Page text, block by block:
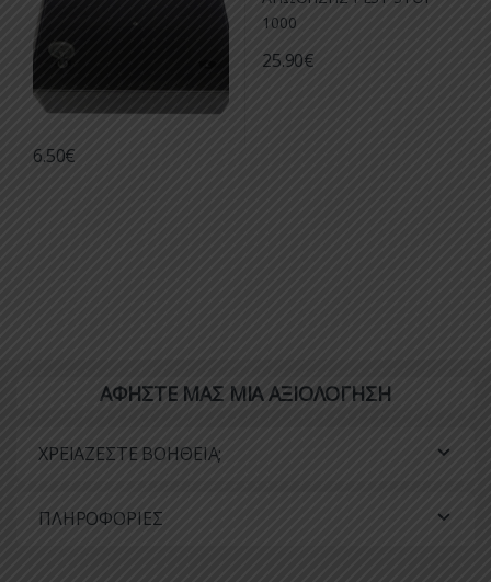
6.50€
25.90€
ΑΦΗΣΤΕ ΜΑΣ ΜΙΑ ΑΞΙΟΛΟΓΗΣΗ
ΧΡΕΙΑΖΕΣΤΕ ΒΟΗΘΕΙΑ;
ΠΛΗΡΟΦΟΡΙΕΣ